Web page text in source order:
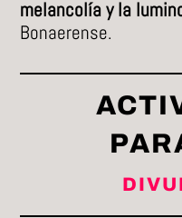
melancolía y la
Bonaerense.